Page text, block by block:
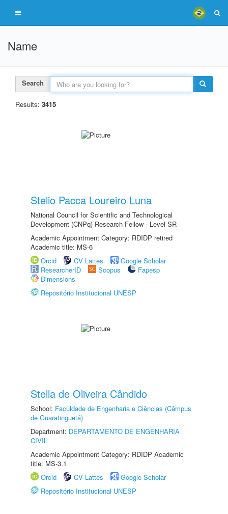
Name
Search
Results: 3415
Stelio Pacca Loureiro Luna
National Council for Scientific and Technological
Development (CNPq) Research Fellow - Level SR
Academic Appointment Category: RDIDP retired
Academic title: MS-6
Orcid
CV Lattes
Google Scholar
ResearcherID
Scopus
Fapesp
Dimensions
Repositório Institucional UNESP
Stella de Oliveira Cândido
School: Faculdade de Engenharia e Ciências (Câmpus
de Guaratinguetá)
Department: DEPARTAMENTO DE ENGENHARIA
CIVIL
Academic Appointment Category: RDIDP Academic
title: MS-3.1
Orcid
CV Lattes
Google Scholar
Repositório Institucional UNESP